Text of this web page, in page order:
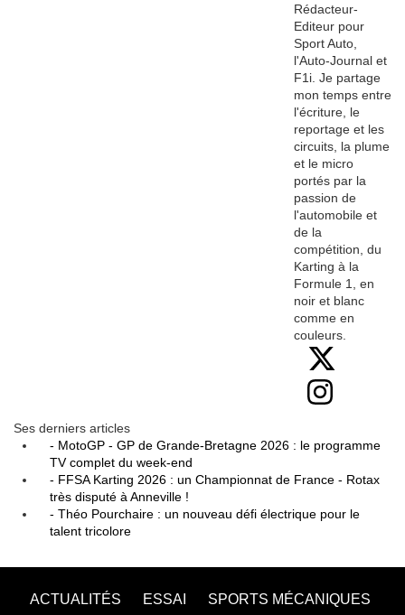
Rédacteur-
Editeur pour
Sport Auto,
l'Auto-Journal et
F1i. Je partage
mon temps entre
l'écriture, le
reportage et les
circuits, la plume
et le micro
portés par la
passion de
l'automobile et
de la
compétition, du
Karting à la
Formule 1, en
noir et blanc
comme en
couleurs.
Ses derniers articles
- MotoGP - GP de Grande-Bretagne 2026 : le programme
TV complet du week-end
- FFSA Karting 2026 : un Championnat de France - Rotax
très disputé à Anneville !
- Théo Pourchaire : un nouveau défi électrique pour le
talent tricolore
ACTUALITÉS ESSAI
SPORTS MÉCANIQUES